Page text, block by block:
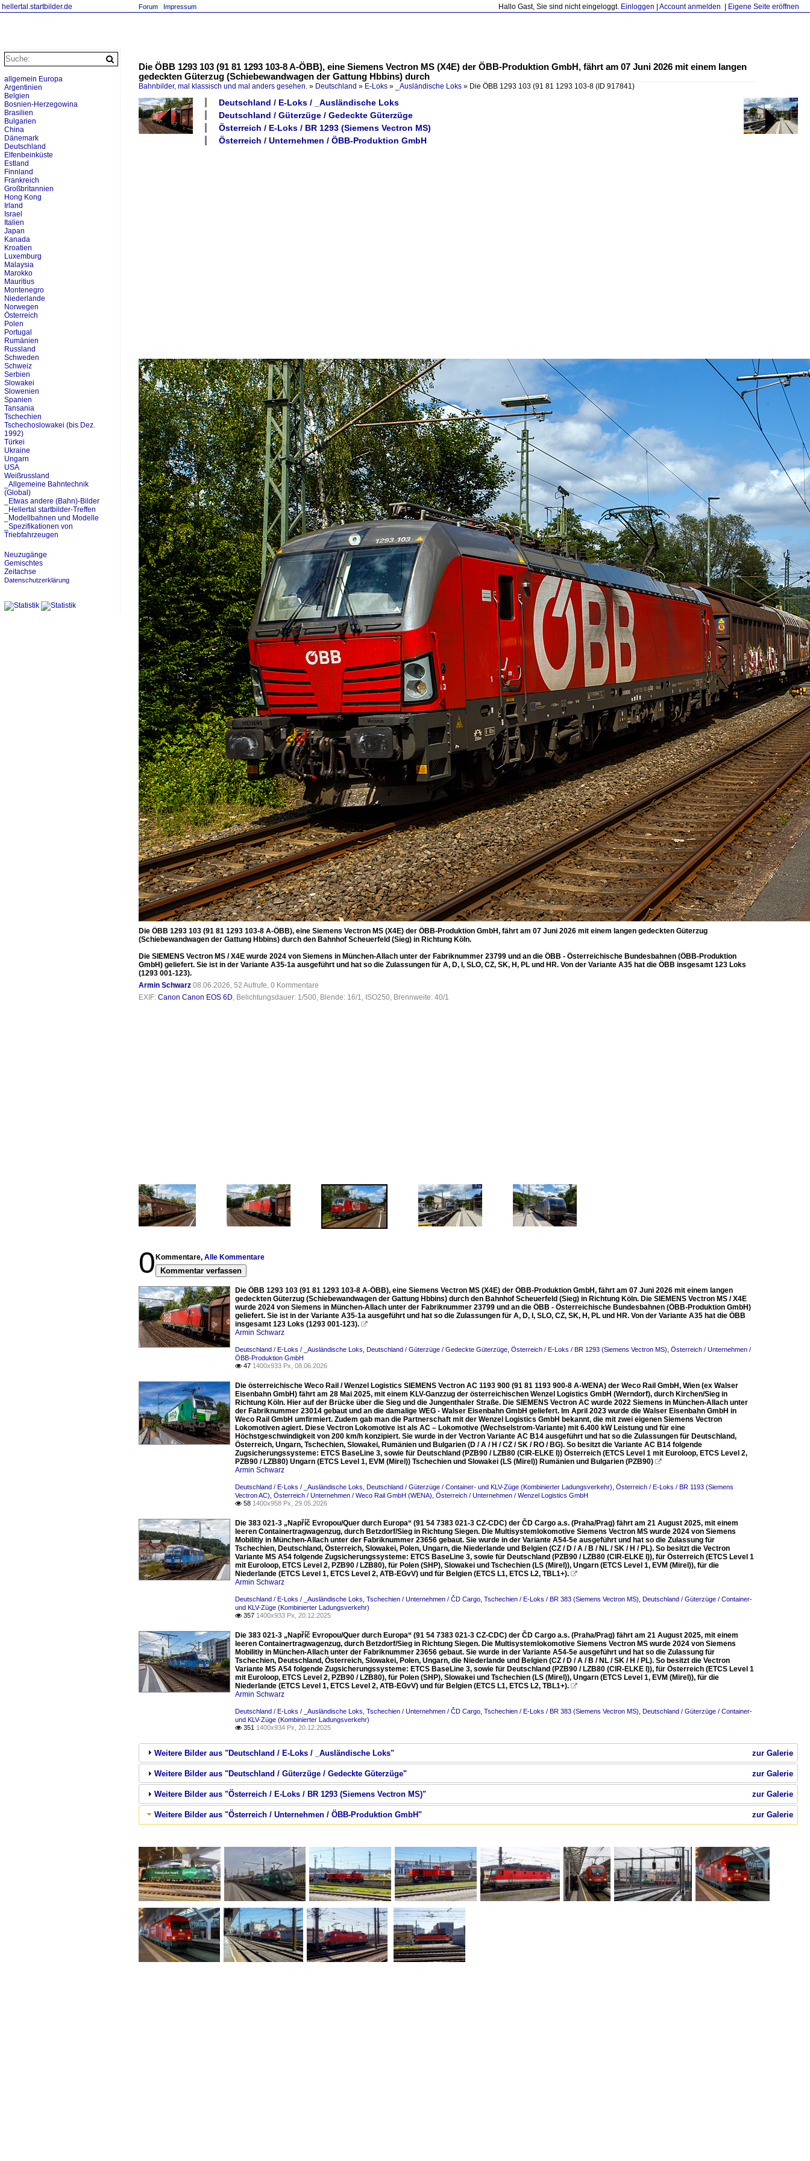
hellertal.startbilder.de Hallo Gast, Sie sind nicht eingeloggt. Einloggen Account anmelden Eigene Seite eröffnen
Forum Impressum
Die ÖBB 1293 103 (91 81 1293 103-8 A-ÖBB), eine Siemens Vectron MS (X4E) der ÖBB-Produktion GmbH, fährt am 07 Juni 2026 mit einem langen
gedeckten Güterzug (Schiebewandwagen der Gattung Hbbins) durch
Bahnbilder, mal klassisch und mal anders gesehen. » Deutschland » E-Loks » _Ausländische Loks » Die ÖBB 1293 103 (91 81 1293 103-8 (ID 917841)
Deutschland / E-Loks / _Ausländische Loks
Deutschland / Güterzüge / Gedeckte Güterzüge
Österreich / E-Loks / BR 1293 (Siemens Vectron MS)
Österreich / Unternehmen / ÖBB-Produktion GmbH
Die ÖBB 1293 103 (91 81 1293 103-8 A-ÖBB), eine Siemens Vectron MS (X4E) der ÖBB-Produktion GmbH, fährt am 07 Juni 2026 mit einem langen gedeckten Güterzug
(Schiebewandwagen der Gattung Hbbins) durch den Bahnhof Scheuerfeld (Sieg) in Richtung Köln.
Die SIEMENS Vectron MS / X4E wurde 2024 von Siemens in München-Allach unter der Fabriknummer 23799 und an die ÖBB - Österreichische Bundesbahnen (ÖBB-Produktion
GmbH) geliefert. Sie ist in der Variante A35-1a ausgeführt und hat so die Zulassungen für A, D, I, SLO, CZ, SK, H, PL und HR. Von der Variante A35 hat die ÖBB insgesamt 123 Loks
(1293 001-123).
Armin Schwarz 08.06.2026, 52 Aufrufe, 0 Kommentare
EXIF: Canon Canon EOS 6D, Belichtungsdauer: 1/500, Blende: 16/1, ISO250, Brennweite: 40/1
0 Kommentare, Alle Kommentare
Kommentar verfassen
Die ÖBB 1293 103 (91 81 1293 103-8 A-ÖBB), eine Siemens Vectron MS (X4E) der ÖBB-Produktion GmbH, fährt am 07 Juni 2026 mit einem langen
gedeckten Güterzug (Schiebewandwagen der Gattung Hbbins) durch den Bahnhof Scheuerfeld (Sieg) in Richtung Köln. Die SIEMENS Vectron MS / X4E
wurde 2024 von Siemens in München-Allach unter der Fabriknummer 23799 und an die ÖBB - Österreichische Bundesbahnen (ÖBB-Produktion GmbH)
geliefert. Sie ist in der Variante A35-1a ausgeführt und hat so die Zulassungen für A, D, I, SLO, CZ, SK, H, PL und HR. Von der Variante A35 hat die ÖBB
insgesamt 123 Loks (1293 001-123). 
Armin Schwarz
Deutschland / E-Loks / _Ausländische Loks Deutschland / Güterzüge / Gedeckte Güterzüge Österreich / E-Loks / BR 1293 (Siemens Vectron MS) Österreich / Unternehmen /
ÖBB-Produktion GmbH
 47 1400x933 Px, 08.06.2026
Die österreichische Weco Rail / Wenzel Logistics SIEMENS Vectron AC 1193 900 (91 81 1193 900-8 A-WENA) der Weco Rail GmbH, Wien (ex Walser
Eisenbahn GmbH) fährt am 28 Mai 2025, mit einem KLV-Ganzzug der österreichischen Wenzel Logistics GmbH (Werndorf), durch Kirchen/Sieg in
Richtung Köln. Hier auf der Brücke über die Sieg und die Jungenthaler Straße. Die SIEMENS Vectron AC wurde 2022 Siemens in München-Allach unter
der Fabriknummer 23014 gebaut und an die damalige WEG - Walser Eisenbahn GmbH geliefert. Im April 2023 wurde die Walser Eisenbahn GmbH in
Weco Rail GmbH umfirmiert. Zudem gab man die Partnerschaft mit der Wenzel Logistics GmbH bekannt, die mit zwei eigenen Siemens Vectron
Lokomotiven agiert. Diese Vectron Lokomotive ist als AC – Lokomotive (Wechselstrom-Variante) mit 6.400 kW Leistung und für eine
Höchstgeschwindigkeit von 200 km/h konzipiert. Sie wurde in der Vectron Variante AC B14 ausgeführt und hat so die Zulassungen für Deutschland,
Österreich, Ungarn, Tschechien, Slowakei, Rumänien und Bulgarien (D / A / H / CZ / SK / RO / BG). So besitzt die Variante AC B14 folgende
Zugsicherungssysteme: ETCS BaseLine 3, sowie für Deutschland (PZB90 / LZB80 (CIR-ELKE I)) Österreich (ETCS Level 1 mit Euroloop, ETCS Level 2,
PZB90 / LZB80) Ungarn (ETCS Level 1, EVM (Mirel)) Tschechien und Slowakei (LS (Mirel)) Rumänien und Bulgarien (PZB90) 
Armin Schwarz
Deutschland / E-Loks / _Ausländische Loks Deutschland / Güterzüge / Container- und KLV-Züge (Kombinierter Ladungsverkehr) Österreich / E-Loks / BR 1193 (Siemens
Vectron AC) Österreich / Unternehmen / Weco Rail GmbH (WENA) Österreich / Unternehmen / Wenzel Logistics GmbH
 58 1400x958 Px, 29.05.2026
Die 383 021-3 „Napříč Evropou/Quer durch Europa“ (91 54 7383 021-3 CZ-CDC) der ČD Cargo a.s. (Praha/Prag) fährt am 21 August 2025, mit einem
leeren Containertragwagenzug, durch Betzdorf/Sieg in Richtung Siegen. Die Multisystemlokomotive Siemens Vectron MS wurde 2024 von Siemens
Mobilitiy in München-Allach unter der Fabriknummer 23656 gebaut. Sie wurde in der Variante A54-5e ausgeführt und hat so die Zulassung für
Tschechien, Deutschland, Österreich, Slowakei, Polen, Ungarn, die Niederlande und Belgien (CZ / D / A / B / NL / SK / H / PL). So besitzt die Vectron
Variante MS A54 folgende Zugsicherungssysteme: ETCS BaseLine 3, sowie für Deutschland (PZB90 / LZB80 (CIR-ELKE I)), für Österreich (ETCS Level 1
mit Euroloop, ETCS Level 2, PZB90 / LZB80), für Polen (SHP), Slowakei und Tschechien (LS (Mirel)), Ungarn (ETCS Level 1, EVM (Mirel)), für die
Niederlande (ETCS Level 1, ETCS Level 2, ATB-EGvV) und für Belgien (ETCS L1, ETCS L2, TBL1+). 
Armin Schwarz
Deutschland / E-Loks / _Ausländische Loks Tschechien / Unternehmen / ČD Cargo Tschechien / E-Loks / BR 383 (Siemens Vectron MS) Deutschland / Güterzüge / Container-
und KLV-Züge (Kombinierter Ladungsverkehr)
 357 1400x933 Px, 20.12.2025
Die 383 021-3 „Napříč Evropou/Quer durch Europa“ (91 54 7383 021-3 CZ-CDC) der ČD Cargo a.s. (Praha/Prag) fährt am 21 August 2025, mit einem
leeren Containertragwagenzug, durch Betzdorf/Sieg in Richtung Siegen. Die Multisystemlokomotive Siemens Vectron MS wurde 2024 von Siemens
Mobilitiy in München-Allach unter der Fabriknummer 23656 gebaut. Sie wurde in der Variante A54-5e ausgeführt und hat so die Zulassung für
Tschechien, Deutschland, Österreich, Slowakei, Polen, Ungarn, die Niederlande und Belgien (CZ / D / A / B / NL / SK / H / PL). So besitzt die Vectron
Variante MS A54 folgende Zugsicherungssysteme: ETCS BaseLine 3, sowie für Deutschland (PZB90 / LZB80 (CIR-ELKE I)), für Österreich (ETCS Level 1
mit Euroloop, ETCS Level 2, PZB90 / LZB80), für Polen (SHP), Slowakei und Tschechien (LS (Mirel)), Ungarn (ETCS Level 1, EVM (Mirel)), für die
Niederlande (ETCS Level 1, ETCS Level 2, ATB-EGvV) und für Belgien (ETCS L1, ETCS L2, TBL1+). 
Armin Schwarz
Deutschland / E-Loks / _Ausländische Loks Tschechien / Unternehmen / ČD Cargo Tschechien / E-Loks / BR 383 (Siemens Vectron MS) Deutschland / Güterzüge / Container-
und KLV-Züge (Kombinierter Ladungsverkehr)
 351 1400x934 Px, 20.12.2025
zur Galerie
Weitere Bilder aus "Deutschland / E-Loks / _Ausländische Loks"
zur Galerie
Weitere Bilder aus "Deutschland / Güterzüge / Gedeckte Güterzüge"
zur Galerie
Weitere Bilder aus "Österreich / E-Loks / BR 1293 (Siemens Vectron MS)"
zur Galerie
Weitere Bilder aus "Österreich / Unternehmen / ÖBB-Produktion GmbH"
allgemein Europa
Argentinien
Belgien
Bosnien-Herzegowina
Brasilien
Bulgarien
China
Dänemark
Deutschland
Elfenbeinküste
Estland
Finnland
Frankreich
Großbritannien
Hong Kong
Irland
Israel
Italien
Japan
Kanada
Kroatien
Luxemburg
Malaysia
Marokko
Mauritius
Montenegro
Niederlande
Norwegen
Österreich
Polen
Portugal
Rumänien
Russland
Schweden
Schweiz
Serbien
Slowakei
Slowenien
Spanien
Tansania
Tschechien
Tschechoslowakei (bis Dez.
1992)
Türkei
Ukraine
Ungarn
USA
Weißrussland
_Allgemeine Bahntechnik
(Global)
_Etwas andere (Bahn)-Bilder
_Hellertal startbilder-Treffen
_Modellbahnen und Modelle
_Spezifikationen von
Triebfahrzeugen
Neuzugänge
Gemischtes
Zeitachse
Datenschutzerklärung